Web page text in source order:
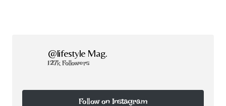
@lifestyle Mag.
127k Followers
Follow on Instagram